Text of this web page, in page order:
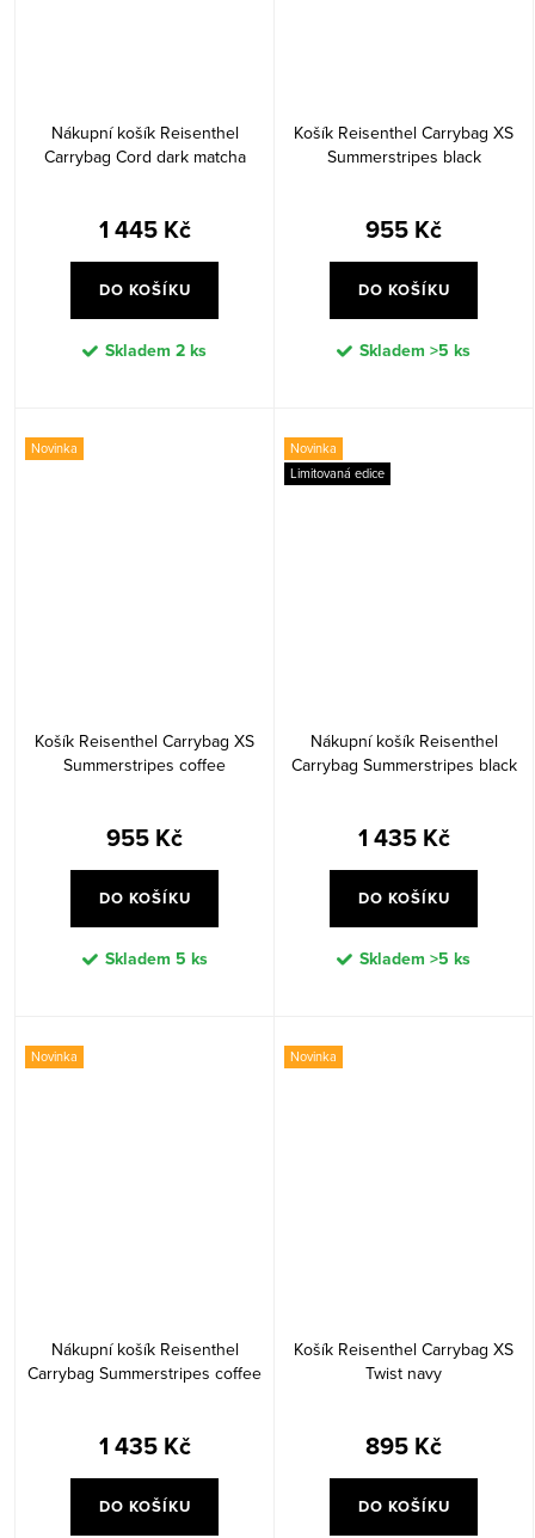
Nákupní košík Reisenthel
Carrybag Cord dark matcha
1 445 Kč
DO KOŠÍKU
Skladem 2 ks
Košík Reisenthel Carrybag XS
Summerstripes black
955 Kč
DO KOŠÍKU
Skladem >5 ks
Novinka
Košík Reisenthel Carrybag XS
Summerstripes coffee
955 Kč
DO KOŠÍKU
Skladem 5 ks
Novinka
Limitovaná edice
Nákupní košík Reisenthel
Carrybag Summerstripes black
1 435 Kč
DO KOŠÍKU
Skladem >5 ks
Novinka
Nákupní košík Reisenthel
Carrybag Summerstripes coffee
1 435 Kč
DO KOŠÍKU
Novinka
Košík Reisenthel Carrybag XS
Twist navy
895 Kč
DO KOŠÍKU